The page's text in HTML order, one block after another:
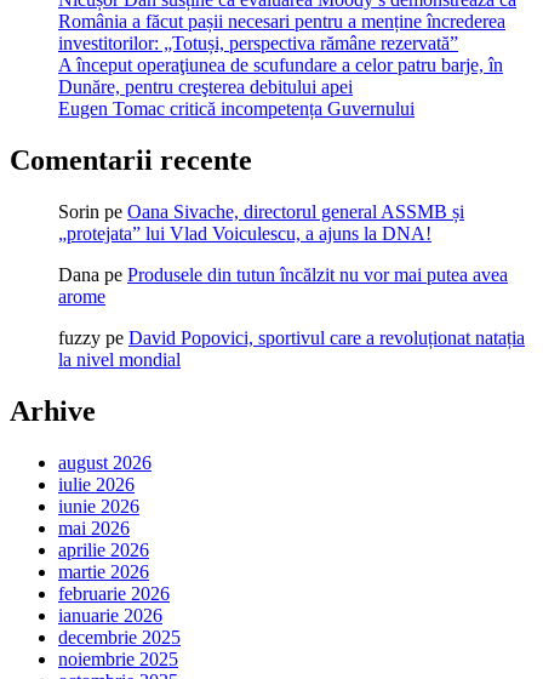
România a făcut pașii necesari pentru a menține încrederea
investitorilor: „Totuși, perspectiva rămâne rezervată”
A început operaţiunea de scufundare a celor patru barje, în
Dunăre, pentru creşterea debitului apei
Eugen Tomac critică incompetența Guvernului
Comentarii recente
Sorin pe Oana Sivache, directorul general ASSMB și
„protejata” lui Vlad Voiculescu, a ajuns la DNA!
Dana pe Produsele din tutun încălzit nu vor mai putea avea
arome
fuzzy pe David Popovici, sportivul care a revoluționat natația
la nivel mondial
Arhive
august 2026
iulie 2026
iunie 2026
mai 2026
aprilie 2026
martie 2026
februarie 2026
ianuarie 2026
decembrie 2025
noiembrie 2025